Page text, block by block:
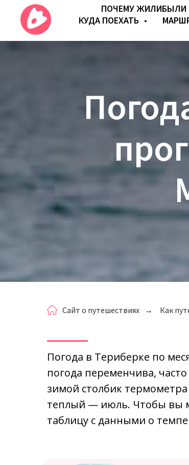
ПОЧЕМУ ЖИЛИБЫЛИ
КУДА ПОЕХАТЬ
Сайт о путешествиях → Как
Погода в Териберке по
погода переменчива,
зимой столбик
теплый — июль. Чтобы вы
таблицу с данными о